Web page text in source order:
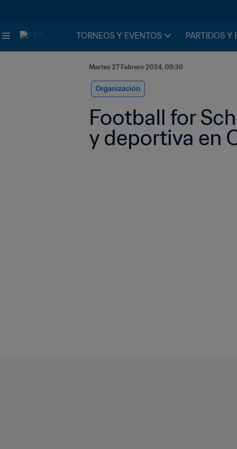
TORNEOS Y EVENTOS PARTIDOS Y
Martes 27 Febrero 2024, 09:30
Organización
Football for
y deportiva en